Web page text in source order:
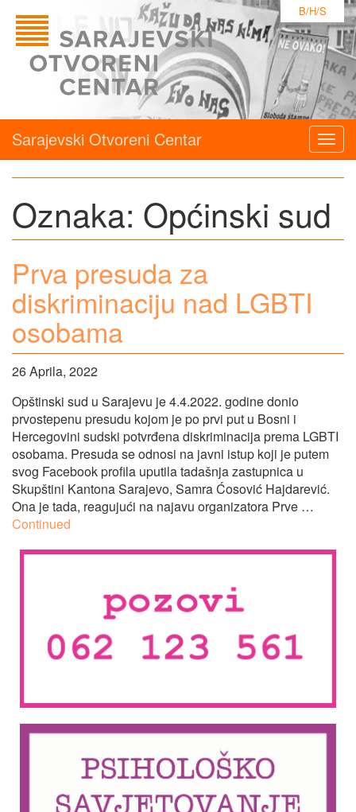
B/H/S
Sarajevski Otvoreni Centar
Oznaka: Općinski sud
Prva presuda za
diskriminaciju nad LGBTI
osobama
26 Aprila, 2022
Opštinski sud u Sarajevu je 4.4.2022. godine donio
prvostepenu presudu kojom je po prvi put u Bosni i
Hercegovini sudski potvrđena diskriminacija prema LGBTI
osobama. Presuda se odnosi na javni istup koji je putem
svog Facebook profila uputila tadašnja zastupnica u
Skupštini Kantona Sarajevo, Samra Ćosović Hajdarević.
Ona je tada, reagujući na najavu organizatora Prve …
Continued